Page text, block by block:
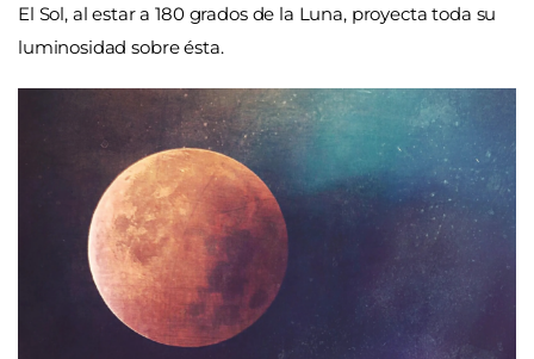
El Sol, al estar a 180 grados de la Luna, proyecta toda su
luminosidad sobre ésta.